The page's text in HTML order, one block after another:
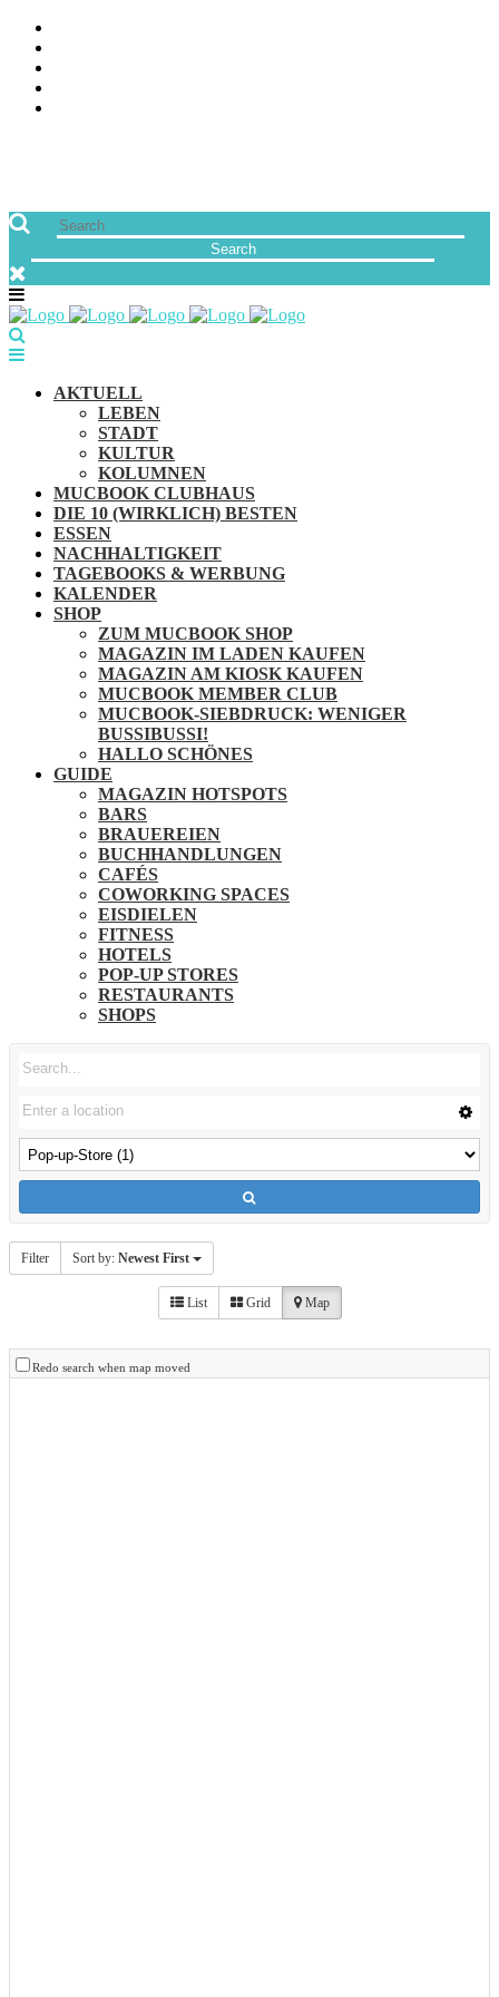
AKTUELL
LEBEN
STADT
KULTUR
KOLUMNEN
MUCBOOK CLUBHAUS
DIE 10 (WIRKLICH) BESTEN
ESSEN
NACHHALTIGKEIT
TAGEBOOKS & WERBUNG
KALENDER
SHOP
ZUM MUCBOOK SHOP
MAGAZIN IM LADEN KAUFEN
MAGAZIN AM KIOSK KAUFEN
MUCBOOK MEMBER CLUB
MUCBOOK-SIEBDRUCK: WENIGER
BUSSIBUSSI!
HALLO SCHÖNES
GUIDE
MAGAZIN HOTSPOTS
BARS
BRAUEREIEN
BUCHHANDLUNGEN
CAFÉS
COWORKING SPACES
EISDIELEN
FITNESS
HOTELS
POP-UP STORES
RESTAURANTS
SHOPS
Filter Sort by: Newest First
List Grid Map
Redo search when map moved